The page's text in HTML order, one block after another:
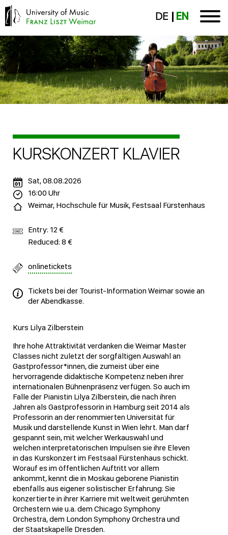
DE EN
KURSKONZERT KLAVIER
Kurs Lilya Zilberstein
Ihre hohe Attraktivität verdanken die Weimar Master
Classes nicht zuletzt der sorgfältigen Auswahl an
Gastprofessor*innen, die zumeist über eine
hervorragende didaktische Kompetenz neben ihrer
internationalen Bühnenpräsenz verfügen. So auch im
Falle der Pianistin Lilya Zilberstein, die nach ihren
Jahren als Gastprofessorin in Hamburg seit 2014 als
Professorin an der renommierten Universität für
Musik und darstellende Kunst in Wien lehrt. Man darf
gespannt sein, mit welcher Werkauswahl und
welchen interpretatorischen Impulsen sie ihre Eleven
in das Kurskonzert im Festsaal Fürstenhaus schickt.
Worauf es im öffentlichen Auftritt vor allem
ankommt, kennt die in Moskau geborene Pianistin
ebenfalls aus eigener solistischer Erfahrung: Sie
konzertierte in ihrer Karriere mit weltweit gerühmten
Orchestern wie u.a. dem Chicago Symphony
Orchestra, dem London Symphony Orchestra und
der Staatskapelle Dresden.
Sat, 08.08.2026
16:00 Uhr
Weimar, Hochschule für Musik, Festsaal Fürstenhaus
Entry: 12 €
Reduced: 8 €
onlinetickets
Tickets bei der Tourist-Information Weimar sowie an
der Abendkasse.